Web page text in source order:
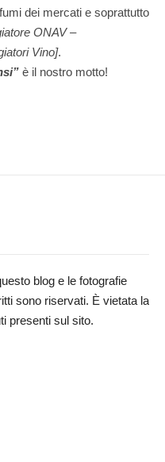
dei mercati e soprattutto
ONAV –
Vino].
è il nostro motto!
blog e le fotografie
sono riservati. È vietata la
presenti sul sito.